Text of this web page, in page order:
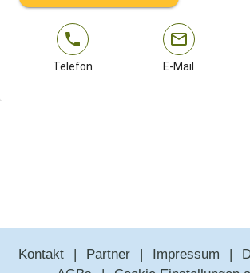
Telefon E-Mail
Kontakt Partner Impressum